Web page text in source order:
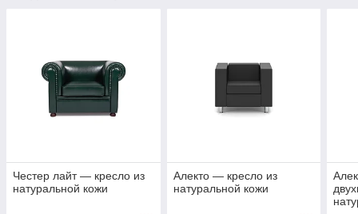
Честер лайт — кресло из
натуральной кожи
Алекто — кресло из
натуральной кожи